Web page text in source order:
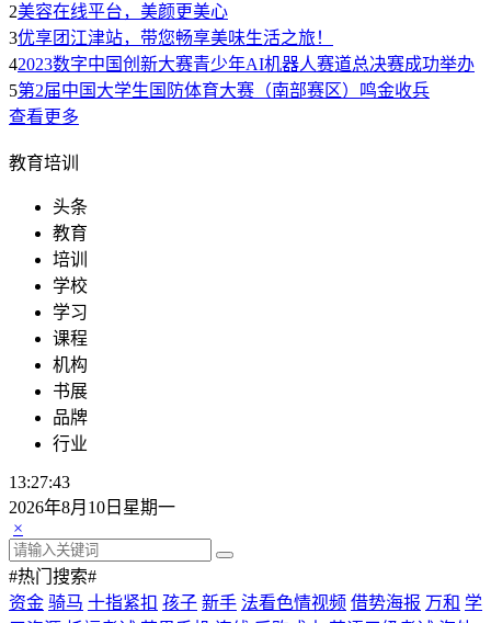
2美容在线平台，美颜更美心
3优享团江津站，带您畅享美味生活之旅！
42023数字中国创新大赛青少年AI机器人赛道总决赛成功举办
5第2届中国大学生国防体育大赛（南部赛区）鸣金收兵
查看更多
教育培训
头条
教育
培训
学校
学习
课程
机构
书展
品牌
行业
13:27:43
2026年8月10日星期一
×
#热门搜索#
资金 骑马 十指紧扣 孩子 新手 法看色情视频 借势海报 万和 学